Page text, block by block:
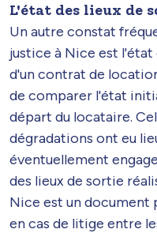
L'état des lieux de
Un autre constat
justice à Nice est l'état
d'un contrat de
de comparer l'état
départ du locataire.
dégradations ont eu
éventuellement
des lieux de sortie
Nice est un
en cas de litige entre